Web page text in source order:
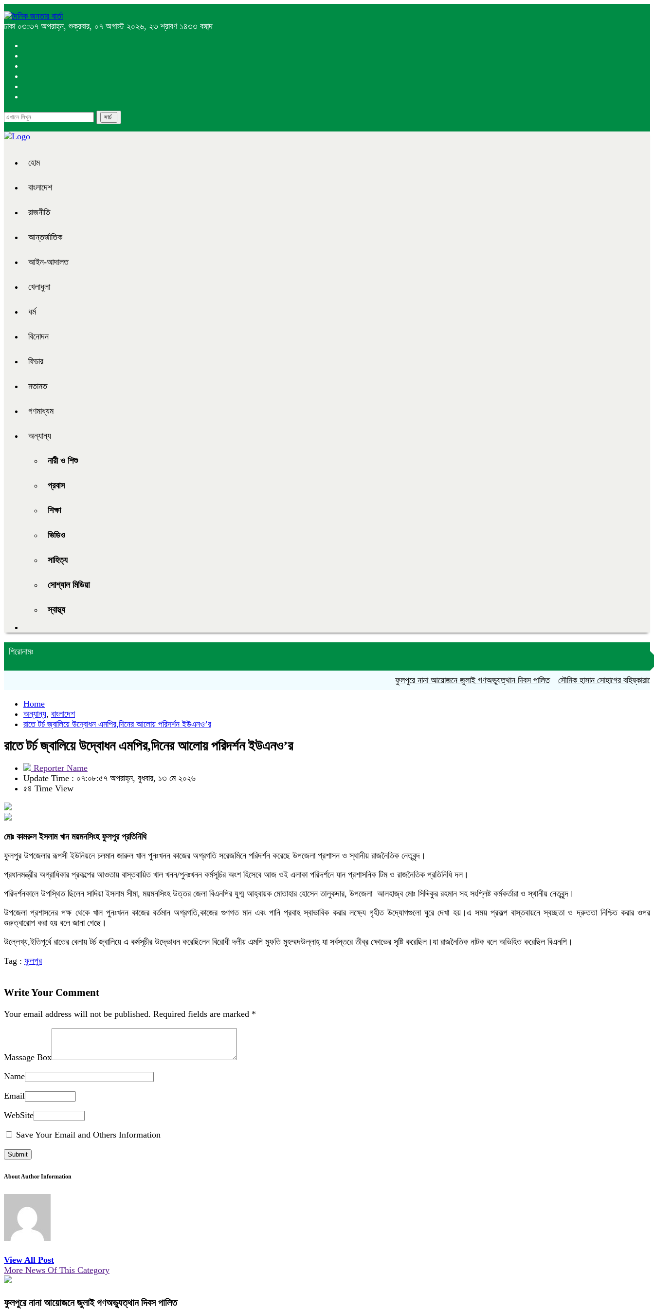
ঢাকা ০৩:৩৭ অপরাহ্ন, শুক্রবার, ০৭ অগাস্ট ২০২৬, ২৩ শ্রাবণ ১৪৩৩ বঙ্গাব্দ
হোম
বাংলাদেশ
রাজনীতি
আন্তর্জাতিক
আইন-আদালত
খেলাধুলা
ধর্ম
বিনোদন
ফিচার
মতামত
গণমাধ্যম
অন্যান্য
নারী ও শিশু
প্রবাস
শিক্ষা
ভিডিও
সাহিত্য
সোশ্যাল মিডিয়া
স্বাস্থ্য
শিরোনামঃ
ফুলপুরে নানা আয়োজনে জুলাই গণঅভ্যুত্থান দিবস পালিত সৌমিক হাসান সোহাগের বহিষ্কারাদেশ
Home
অন্যান্য, বাংলাদেশ
রাতে টর্চ জ্বালিয়ে উদ্বোধন এমপির,দিনের আলোয় পরিদর্শন ইউএনও’র
রাতে টর্চ জ্বালিয়ে উদ্বোধন এমপির,দিনের আলোয় পরিদর্শন ইউএনও’র
Reporter Name
Update Time : ০৭:০৮:৫৭ অপরাহ্ন, বুধবার, ১৩ মে ২০২৬
৫৪ Time View
মোঃ কামরুল ইসলাম খান ময়মনসিংহ ফুলপুর প্রতিনিধি
ফুলপুর উপজেলার রূপসী ইউনিয়নে চলমান জারুল খাল পুনঃখনন কাজের অগ্রগতি সরেজমিনে পরিদর্শন করেছে উপজেলা প্রশাসন ও স্থানীয় রাজনৈতিক নেতৃবৃন্দ।
প্রধানমন্ত্রীর অগ্রাধিকার প্রকল্পের আওতায় বাস্তবায়িত খাল খনন/পুনঃখনন কর্মসূচির অংশ হিসেবে আজ ওই এলাকা পরিদর্শনে যান প্রশাসনিক টিম ও রাজনৈতিক প্রতিনিধি দল।
পরিদর্শনকালে উপস্থিত ছিলেন সাদিয়া ইসলাম সীমা, ময়মনসিংহ উত্তর জেলা বিএনপির যুগ্ম আহ্বায়ক মোতাহার হোসেন তালুকদার, উপজেলা আলহাজ্ব মোঃ সিদ্দিকুর রহমান সহ সংশ্লিষ্ট কর্মকর্তারা ও স্থানীয় নেতৃবৃন্দ।
উপজেলা প্রশাসনের পক্ষ থেকে খাল পুনঃখনন কাজের বর্তমান অগ্রগতি,কাজের গুণগত মান এবং পানি প্রবাহ স্বাভাবিক করার লক্ষ্যে গৃহীত উদ্যোগগুলো ঘুরে দেখা হয়।এ সময় প্রকল্প বাস্তবায়নে স্বচ্ছতা ও দ্রুততা নিশ্চিত করার ওপর
গুরুত্বারোপ করা হয় বলে জানা গেছে।
উল্লেখ্য,ইতিপূর্বে রাতের বেলায় টর্চ জ্বালিয়ে এ কর্মসূচীর উদ্ভোধন করেছিলেন বিরোধী দলীয় এমপি মুফতি মুহম্মদউল্লাহ্ যা সর্বস্তরে তীব্র ক্ষোভের সৃষ্টি করেছিল।যা রাজনৈতিক নাটক বলে অভিহিত করেছিল বিএনপি।
Tag : ফুলপুর
Write Your Comment
Your email address will not be published. Required fields are marked *
Massage Box
Name
Email
WebSite
Save Your Email and Others Information
About Author Information
View All Post
More News Of This Category
ফুলপুরে নানা আয়োজনে জুলাই গণঅভ্যুত্থান দিবস পালিত